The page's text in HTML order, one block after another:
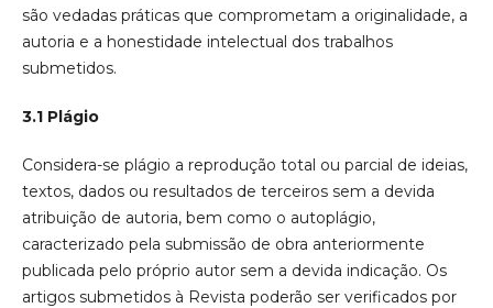
são vedadas práticas que comprometam a originalidade, a
autoria e a honestidade intelectual dos trabalhos
submetidos.
3.1 Plágio
Considera-se plágio a reprodução total ou parcial de ideias,
textos, dados ou resultados de terceiros sem a devida
atribuição de autoria, bem como o autoplágio,
caracterizado pela submissão de obra anteriormente
publicada pelo próprio autor sem a devida indicação. Os
artigos submetidos à Revista poderão ser verificados por